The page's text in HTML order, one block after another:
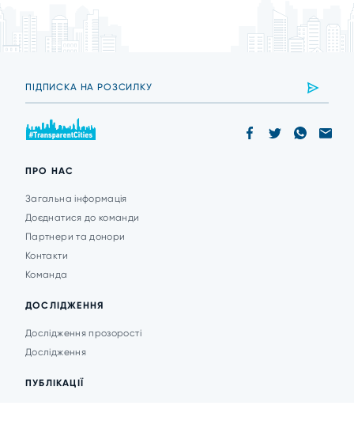
ПРО НАС
Загальна інформація
Доєднатися до команди
Партнери та донори
Контакти
Команда
ДОСЛІДЖЕННЯ
Дослідження прозорості
Дослідження
ПУБЛІКАЦІЇ